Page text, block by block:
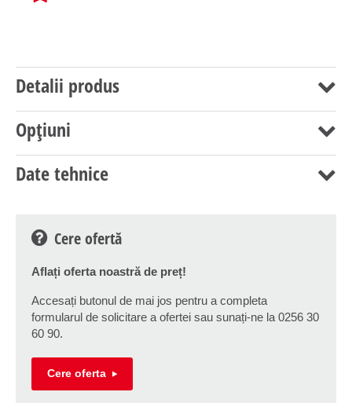
Detalii produs
Opțiuni
Date tehnice
Cere ofertă
Aflați oferta noastră de preț!
Accesați butonul de mai jos pentru a completa
formularul de solicitare a ofertei sau sunați-ne la 0256 30
60 90.
Cere oferta